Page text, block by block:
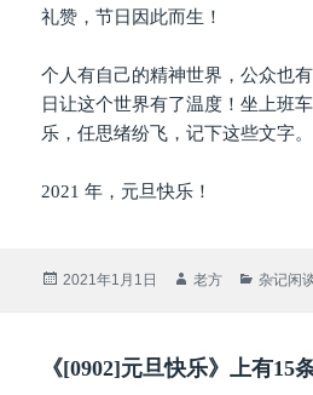
礼赞，节日因此而生！
个人有自己的精神世界，公众也
日让这个世界有了温度！坐上班
乐，任思绪纷飞，记下这些文字。
2021 年，元旦快乐！
发
2021年1月1日
作
老方
分
杂记闲
《[0902]元旦快乐》上有15